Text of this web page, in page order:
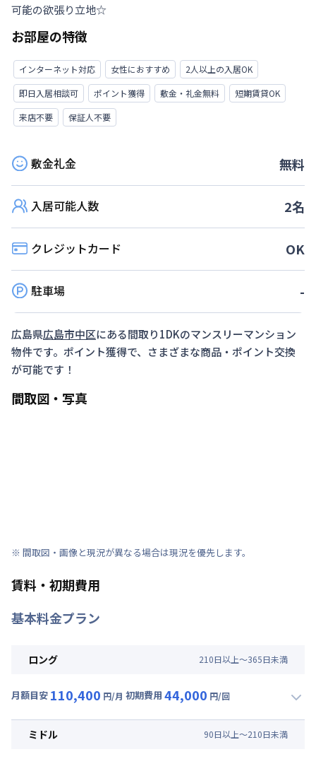
可能の欲張り立地☆
お部屋の特徴
インターネット対応 女性におすすめ
2人以上の入居OK
即日入居相談可
ポイント獲得 敷金・礼金無料
短期賃貸OK
来店不要
保証人不要
敷金礼金 無料
入居可能人数 2名
クレジットカード OK
駐車場 -
広島県広島市中区にある間取り1DKのマンスリーマンション
物件です。ポイント獲得で、さまざまな商品・ポイント交換
が可能です！
間取図・写真
※ 間取図・画像と現況が異なる場合は現況を優先します。
賃料・初期費用
基本料金プラン
ロング 210日以上～365日未満
月額目安 110,400 円/月 初期費用 44,000 円/回
月額賃料目安(30日利用)
ミドル 90日以上～210日未満